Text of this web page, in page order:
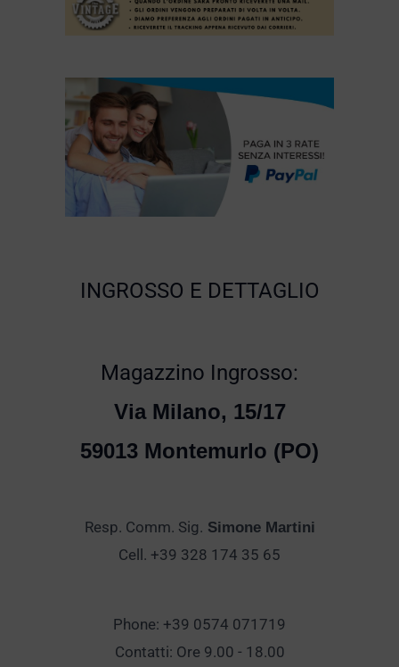
INGROSSO E DETTAGLIO
Magazzino Ingrosso:
Via Milano, 15/17
59013 Montemurlo (PO)
Resp. Comm. Sig. Simone Martini
Cell. +39 328 174 35 65
Phone: +39 0574 071719
Contatti: Ore 9.00 - 18.00